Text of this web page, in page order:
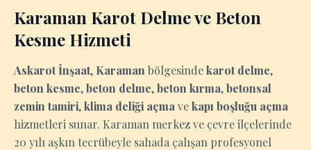
Karaman Karot Delme ve Beton
Kesme Hizmeti
Askarot İnşaat, Karaman bölgesindekarot delme,
beton kesme,beton delme,beton kırma,betonsal
zemin tamiri,klima deliği açma vekapı boşluğu açma
hizmetleri sunar. Karaman merkez ve çevre ilçelerinde
20 yılı aşkın tecrübeyle sahada çalışan profesyonel